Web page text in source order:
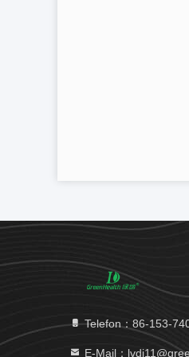
Telefon：86-153-
E-Mail：